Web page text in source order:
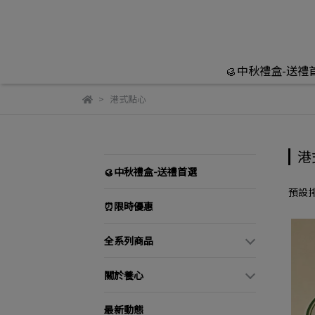
🥮中秋禮盒-送禮
港式點心
🥮中秋禮盒-送禮首選
⏰限時優惠
全系列商品
關於養心
最新動態
預設